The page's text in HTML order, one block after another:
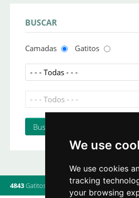
We use
We use cookies
tracking
your browsing
BUSCAR
Camadas Gatitos
4843Gatitos Camadas|560